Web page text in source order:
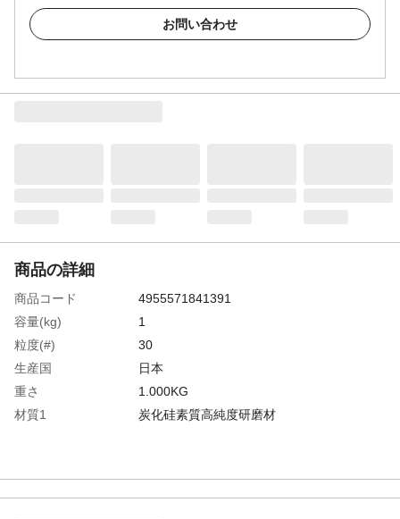
お問い合わせ
商品の詳細
商品コード
4955571841391
容量(kg)
1
粒度(#)
30
生産国
日本
重さ
1.000KG
材質1
炭化硅素質高純度研磨材